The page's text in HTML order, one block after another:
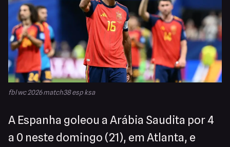
fbl wc 2026 match38 esp ksa
A Espanha goleou a Arábia Saudita por 4
a 0 neste domingo (21), em Atlanta, e